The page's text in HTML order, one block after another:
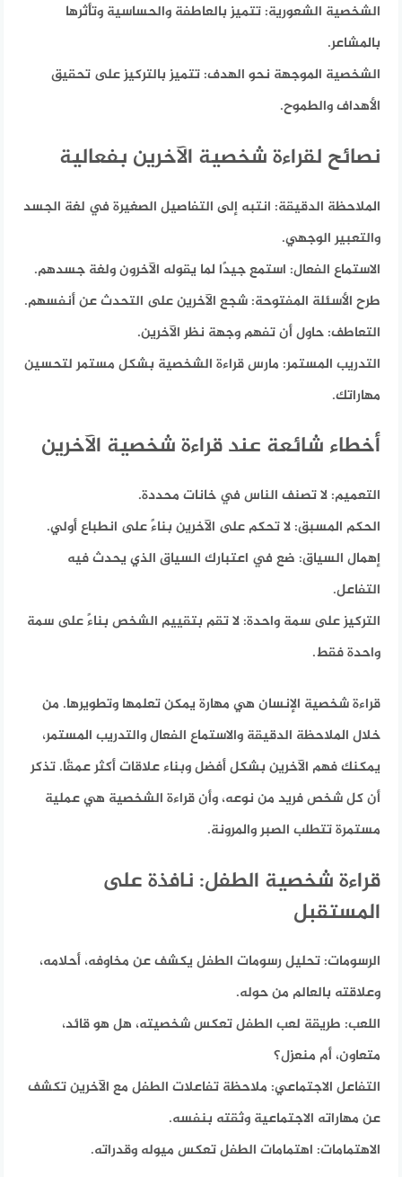
الشخصية الشعورية: تتميز بالعاطفة والحساسية وتأثرها
بالمشاعر.
الشخصية الموجهة نحو الهدف: تتميز بالتركيز على تحقيق
الأهداف والطموح.
نصائح لقراءة شخصية الآخرين بفعالية
الملاحظة الدقيقة: انتبه إلى التفاصيل الصغيرة في لغة الجسد
والتعبير الوجهي.
الاستماع الفعال: استمع جيدًا لما يقوله الآخرون ولغة جسدهم.
طرح الأسئلة المفتوحة: شجع الآخرين على التحدث عن أنفسهم.
التعاطف: حاول أن تفهم وجهة نظر الآخرين.
التدريب المستمر: مارس قراءة الشخصية بشكل مستمر لتحسين
مهاراتك.
أخطاء شائعة عند قراءة شخصية الآخرين
التعميم: لا تصنف الناس في خانات محددة.
الحكم المسبق: لا تحكم على الآخرين بناءً على انطباع أولي.
إهمال السياق: ضع في اعتبارك السياق الذي يحدث فيه
التفاعل.
التركيز على سمة واحدة: لا تقم بتقييم الشخص بناءً على سمة
واحدة فقط.
قراءة شخصية الإنسان هي مهارة يمكن تعلمها وتطويرها. من
خلال الملاحظة الدقيقة والاستماع الفعال والتدريب المستمر،
يمكنك فهم الآخرين بشكل أفضل وبناء علاقات أكثر عمقًا. تذكر
أن كل شخص فريد من نوعه، وأن قراءة الشخصية هي عملية
مستمرة تتطلب الصبر والمرونة.
قراءة شخصية الطفل: نافذة على
المستقبل
الرسومات: تحليل رسومات الطفل يكشف عن مخاوفه، أحلامه،
وعلاقته بالعالم من حوله.
اللعب: طريقة لعب الطفل تعكس شخصيته، هل هو قائد،
متعاون، أم منعزل؟
التفاعل الاجتماعي: ملاحظة تفاعلات الطفل مع الآخرين تكشف
عن مهاراته الاجتماعية وثقته بنفسه.
الاهتمامات: اهتمامات الطفل تعكس ميوله وقدراته.